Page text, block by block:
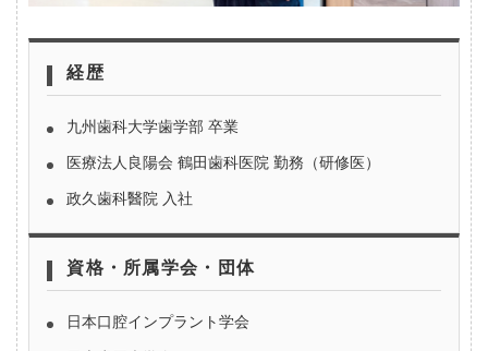
経歴
九州歯科大学歯学部 卒業
医療法人良陽会 鶴田歯科医院 勤務（研修医）
政久歯科醫院 入社
資格・所属学会・団体
日本口腔インプラント学会